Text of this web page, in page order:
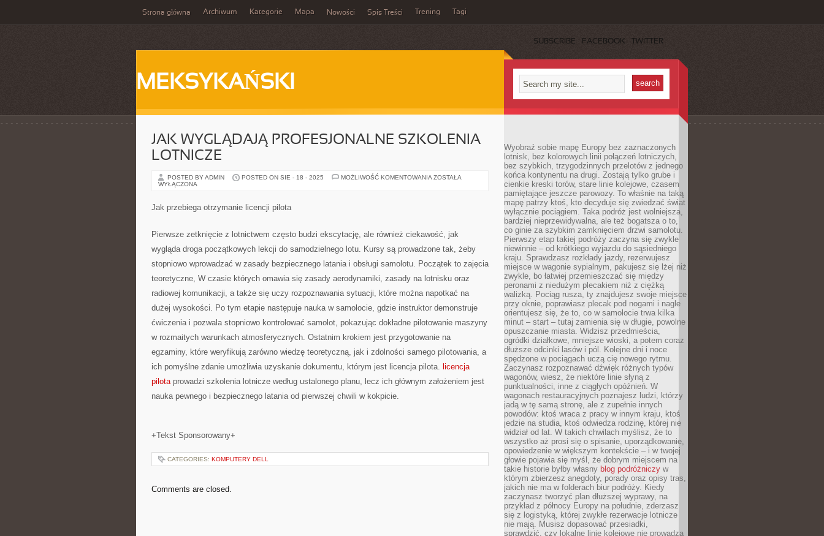
Strona główna Archiwum Kategorie Mapa Nowości Spis Treści Trening Tagi
SUBSCRIBE FACEBOOK TWITTER
MEKSYKAŃSKI
JAK WYGLĄDAJĄ PROFESJONALNE SZKOLENIA
LOTNICZE
POSTED BY ADMIN POSTED ON SIE - 18 - 2025 MOŻLIWOŚĆ KOMENTOWANIA JAK
ZOSTAŁA
WYŁĄCZONA
Jak przebiega otrzymanie licencji pilota
Pierwsze zetknięcie z lotnictwem często budzi ekscytację, ale również ciekawość, jak
wygląda droga początkowych lekcji do samodzielnego lotu. Kursy są prowadzone tak, żeby
stopniowo wprowadzać w zasady bezpiecznego latania i obsługi samolotu. Początek to zajęcia
teoretyczne, W czasie których omawia się zasady aerodynamiki, zasady na lotnisku oraz
radiowej komunikacji, a także się uczy rozpoznawania sytuacji, które można napotkać na
dużej wysokości. Po tym etapie następuje nauka w samolocie, gdzie instruktor demonstruje
ćwiczenia i pozwala stopniowo kontrolować samolot, pokazując dokładne pilotowanie maszyny
w rozmaitych warunkach atmosferycznych. Ostatnim krokiem jest przygotowanie na
egzaminy, które weryfikują zarówno wiedzę teoretyczną, jak i zdolności samego pilotowania, a
ich pomyślne zdanie umożliwia uzyskanie dokumentu, którym jest licencja pilota. licencja
pilotaprowadzi szkolenia lotnicze według ustalonego planu, lecz ich głównym założeniem jest
nauka pewnego i bezpiecznego latania od pierwszej chwili w kokpicie.
+Tekst Sponsorowany+
CATEGORIES: KOMPUTERY DELL
Comments are closed.
Wyobraź sobie mapę Europy bez zaznaczonych
lotnisk, bez kolorowych linii połączeń lotniczych,
bez szybkich, trzygodzinnych przelotów z jednego
końca kontynentu na drugi. Zostają tylko grube i
cienkie kreski torów, stare linie kolejowe, czasem
pamiętające jeszcze parowozy. To właśnie na taką
mapę patrzy ktoś, kto decyduje się zwiedzać świat
wyłącznie pociągiem. Taka podróż jest wolniejsza,
bardziej nieprzewidywalna, ale też bogatsza o to,
co ginie za szybkim zamknięciem drzwi samolotu.
Pierwszy etap takiej podróży zaczyna się zwykle
niewinnie – od krótkiego wyjazdu do sąsiedniego
kraju. Sprawdzasz rozkłady jazdy, rezerwujesz
miejsce w wagonie sypialnym, pakujesz się lżej niż
zwykle, bo łatwiej przemieszczać się między
peronami z niedużym plecakiem niż z ciężką
walizką. Pociąg rusza, ty znajdujesz swoje miejsce
przy oknie, poprawiasz plecak pod nogami i nagle
orientujesz się, że to, co w samolocie trwa kilka
minut – start – tutaj zamienia się w długie, powolne
opuszczanie miasta. Widzisz przedmieścia,
ogródki działkowe, mniejsze wioski, a potem coraz
dłuższe odcinki lasów i pól. Kolejne dni i noce
spędzone w pociągach uczą cię nowego rytmu.
Zaczynasz rozpoznawać dźwięk różnych typów
wagonów, wiesz, że niektóre linie słyną z
punktualności, inne z ciągłych opóźnień. W
wagonach restauracyjnych poznajesz ludzi, którzy
jadą w tę samą stronę, ale z zupełnie innych
powodów: ktoś wraca z pracy w innym kraju, ktoś
jedzie na studia, ktoś odwiedza rodzinę, której nie
widział od lat. W takich chwilach myślisz, że to
wszystko aż prosi się o spisanie, uporządkowanie,
opowiedzenie w większym kontekście – i w twojej
głowie pojawia się myśl, że dobrym miejscem na
takie historie byłby własny blog podróżniczy w
którym zbierzesz anegdoty, porady oraz opisy tras,
jakich nie ma w folderach biur podróży. Kiedy
zaczynasz tworzyć plan dłuższej wyprawy, na
przykład z północy Europy na południe, zderzasz
się z logistyką, której zwykłe rezerwacje lotnicze
nie mają. Musisz dopasować przesiadki,
sprawdzić, czy lokalne linie kolejowe nie prowadzą